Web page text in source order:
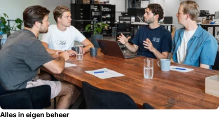
Alles in eigen beheer